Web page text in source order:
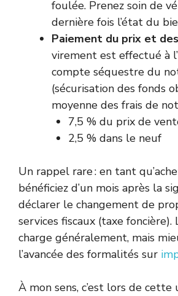
foulée. Prenez soin de
dernière fois l’état du
Paiement du prix et
virement est effectué à
compte séquestre du
(sécurisation des fonds
moyenne des frais de
7,5 % du prix de
2,5 % dans le neuf
Un rappel rare : en tant
bénéficiez d’un mois après la
déclarer le changement de
services fiscaux (taxe foncière).
charge généralement, mais
l’avancée des formalités sur
À mon sens, c’est lors de